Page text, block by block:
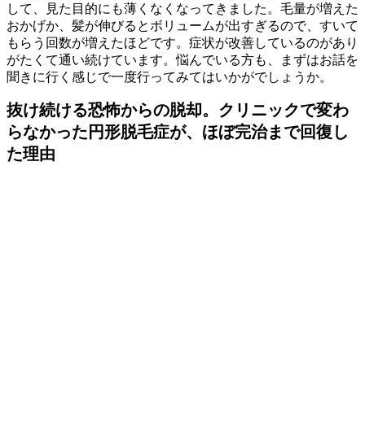
して、見た目的にも薄くなくなってきました。毛量が増えた
おかげか、髪が伸びるとボリュームが出すぎるので、すいて
もらう回数が増えたほどです。症状が改善しているのがあり
がたくて通い続けています。悩んでいる方も、まずはお話を
聞きに行く感じで一度行ってみてはいかがでしょうか。
抜け続ける恐怖からの脱却。クリニックで変わ
らなかった円形脱毛症が、ほぼ完治まで回復し
た理由